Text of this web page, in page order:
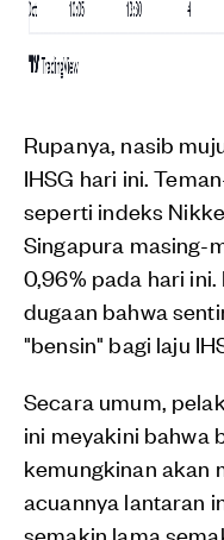
Rupanya, nasib
IHSG hari ini.
seperti indeks
Singapura masing-
0,96% pada hari
dugaan bahwa
"bensin" bagi laju
Secara umum,
ini meyakini bahwa
kemungkinan akan
acuannya lantaran
semakin lama